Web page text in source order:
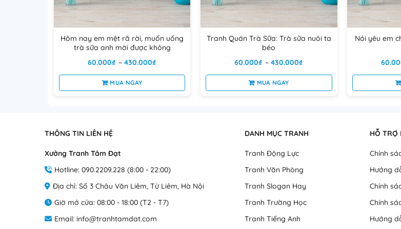
bóng cho sản phẩm. Bên cạnh đó, công nghệ in UV có độ bám mực cao, bền màu và thân thiện với
Hôm nay em mệt rã rời, muốn uống
trà sữa anh mời được không
60.000₫ – 430.000₫
từ
đến
MUA NGAY
thể.
tùy
chọn
Tranh Quán Trà Sữa: Trà sữa nuôi ta
béo
60.000₫ – 430.000₫
từ
đến
MUA NGAY
có
biến
thể.
tùy
chọn
có
Nói yêu em
THÔNG TIN LIÊN HỆ
Xưởng Tranh Tâm Đạt
Hotline: 090.2209.228 (8:00 - 22:00)
Địa chỉ: Số 3 Châu Văn Liêm, Từ Liêm, Hà Nội
Giờ mở cửa: 08:00 - 18:00 (T2 - T7)
Email: info@tranhtamdat.com
DANH MỤC TRANH
Tranh Động Lực
Tranh Văn Phòng
Tranh Slogan Hay
Tranh Trường Học
Tranh Tiếng Anh
HỖ TRỢ
Chính
Hướng
Chính
Chính
Hướng